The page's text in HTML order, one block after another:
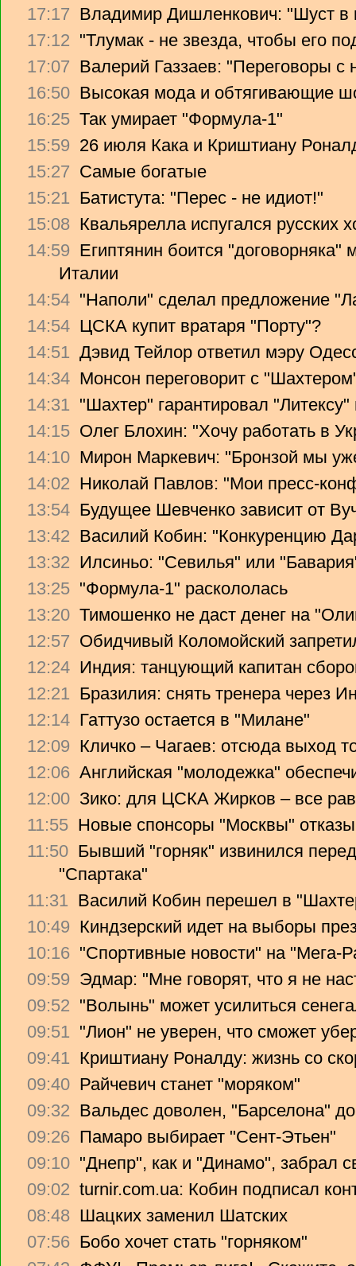
17:17 Владимир Дишленкович: "Шуст в
17:12 "Тлумак - не звезда, чтобы его
17:07 Валерий Газзаев: "Переговоры с
16:50 Высокая мода и обтягивающие
16:25 Так умирает "Формула-1"
15:59 26 июля Кака и Криштиану
15:27 Самые богатые
15:21 Батистута: "Перес - не идиот!"
15:08 Квальярелла испугался русских
14:59 Египтянин боится
Италии
14:54 "Наполи" сделал предложение
14:54 ЦСКА купит вратаря "Порту"?
14:51 Дэвид Тейлор ответил мэру
14:34 Монсон переговорит с
14:31 "Шахтер" гарантировал
14:15 Олег Блохин: "Хочу работать в
14:10 Мирон Маркевич: "Бронзой мы
14:02 Николай Павлов: "Мои пресс-
13:54 Будущее Шевченко зависит от
13:42 Василий Кобин: "Конкуренцию
13:32 Илсиньо: "Севилья" или
13:25 "Формула-1" раскололась
13:20 Тимошенко не даст денег на
12:57 Обидчивый Коломойский
12:24 Индия: танцующий капитан
12:21 Бразилия: снять тренера через
12:14 Гаттузо остается в "Милане"
12:09 Кличко – Чагаев: отсюда выход
12:06 Английская "молодежка"
12:00 Зико: для ЦСКА Жирков – все
11:55 Новые спонсоры "Москвы"
11:50 Бывший "горняк" извинился
"Спартака"
11:31 Василий Кобин перешел в
10:49 Киндзерский идет на выборы
10:16 "Спортивные новости" на "Мега-
09:59 Эдмар: "Мне говорят, что я не
09:52 "Волынь" может усилиться
09:51 "Лион" не уверен, что сможет
09:41 Криштиану Роналду: жизнь со
09:40 Райчевич станет "моряком"
09:32 Вальдес доволен, "Барселона"
09:26 Памаро выбирает "Сент-Этьен"
09:10 "Днепр", как и "Динамо", забрал
09:02 turnir.com.ua: Кобин подписал
08:48 Шацких заменил Шатских
07:56 Бобо хочет стать "горняком"